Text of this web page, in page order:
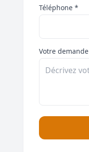
Téléphone *
Votre demande